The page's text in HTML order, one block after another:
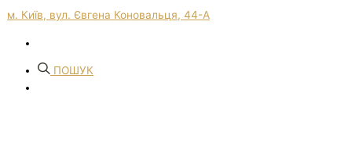
м. Київ, вул. Євгена Коновальця, 44-А
ПОШУК